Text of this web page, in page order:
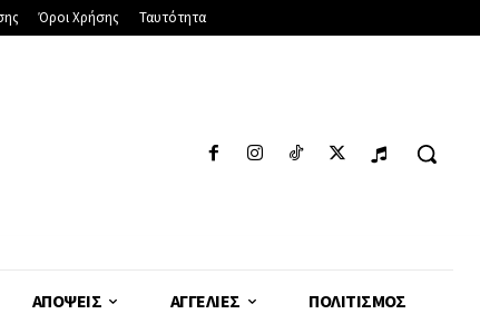
Όροι Χρήσης Ταυτότητα
ΑΠΌΨΕΙΣ ΑΓΓΕΛΊΕΣ ΠΟΛΙΤΙΣΜΌΣ